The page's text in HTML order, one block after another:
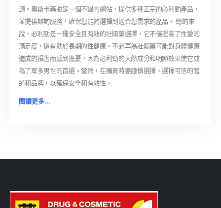
源。奧斯卡藥妝是一個不錯的網站，提供多種正宗的必利勁產品，
並提供諮詢服務，確保您能夠選擇到適合您需求的產品。 總的來
說，必利勁是一種安全且有效的壯陽藥選擇，它不僅提高了性愛的
滿足度，還有助於長期的性健康。不必再為壯陽藥可能對身體健康
造成的損害而感到擔憂，因為必利勁的天然成分和明顯效果使它成
為了眾多男性的首選。當然，在購買時要謹慎選擇，選擇可信的管
道和品牌，以確保安全和有效性。
閱讀更多...